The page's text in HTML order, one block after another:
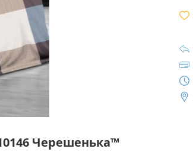
Черешенька™